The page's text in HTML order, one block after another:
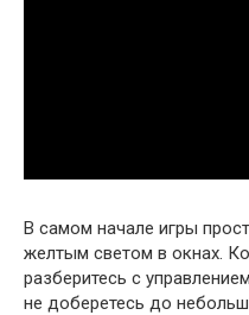
В самом начале игры
желтым светом в окнах.
разберитесь с
не доберетесь до